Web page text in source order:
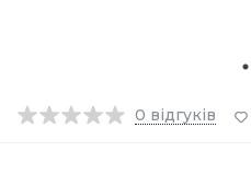
0 відгуків